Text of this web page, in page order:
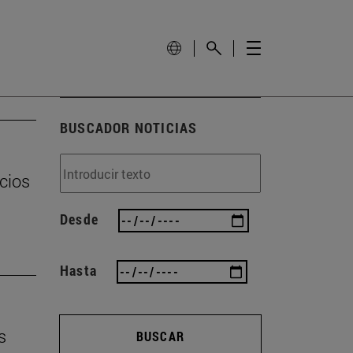
BUSCADOR NOTICIAS
Desde
Hasta
BUSCAR